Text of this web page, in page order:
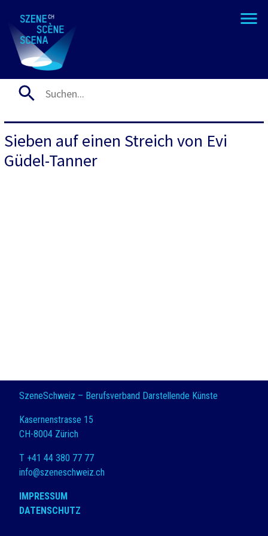
Sieben auf einen Streich von Evi
Güdel-Tanner
SzeneSchweiz – Berufsverband Darstellende Künste
Kasernenstrasse 15
CH-8004 Zürich
T +41 44 380 77 77
info@szeneschweiz.ch
IMPRESSUM
DATENSCHUTZ